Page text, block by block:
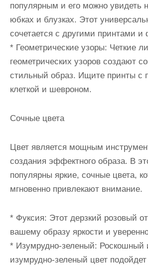
популярным и его можно увидеть
юбках и блузках. Этот
сочетается с другими принтами и
* Геометрические узоры: Четкие
геометрических узоров создают
стильный образ. Ищите принты с
клеткой и шевроном.
Сочные цвета
Цвет является мощным
создания эффектного образа. В
популярны яркие, сочные цвета,
мгновенно привлекают внимание.
* Фуксия: Этот дерзкий розовый
вашему образу яркости и
* Изумрудно-зеленый: Роскошный
изумрудно-зеленый цвет